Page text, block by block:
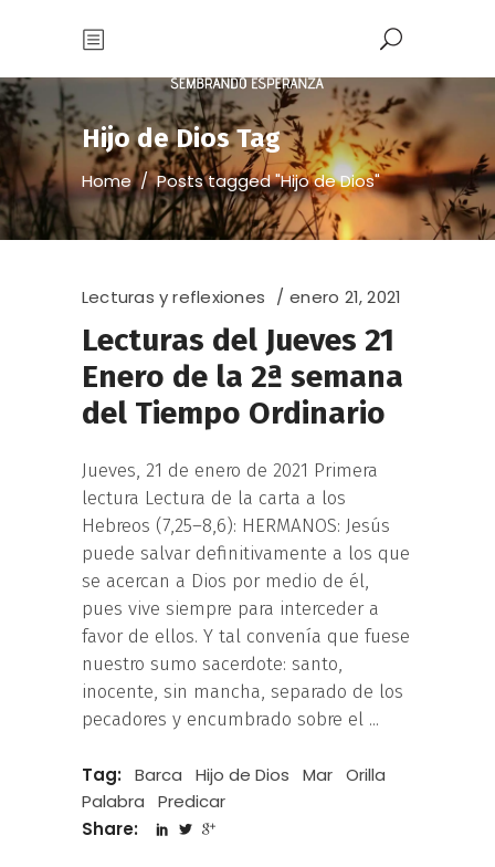
Hijo de Dios Tag
Home/Posts tagged "Hijo de Dios"
Lecturas y reflexiones enero 21, 2021
Lecturas del Jueves 21
Enero de la 2ª semana
del Tiempo Ordinario
Jueves, 21 de enero de 2021 Primera
lectura Lectura de la carta a los
Hebreos (7,25–8,6): HERMANOS: Jesús
puede salvar definitivamente a los que
se acercan a Dios por medio de él,
pues vive siempre para interceder a
favor de ellos. Y tal convenía que fuese
nuestro sumo sacerdote: santo,
inocente, sin mancha, separado de los
pecadores y encumbrado sobre el
Tag: Barca Hijo de Dios Mar Orilla
Palabra
Predicar
Share: